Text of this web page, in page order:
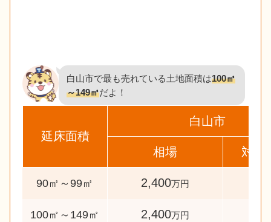
白山市で最も売れている土地面積は100㎡
～149㎡だよ！
延床面積
白山市
相場 対象
90㎡～99㎡ 2,400万円
100㎡～149㎡ 2,400万円